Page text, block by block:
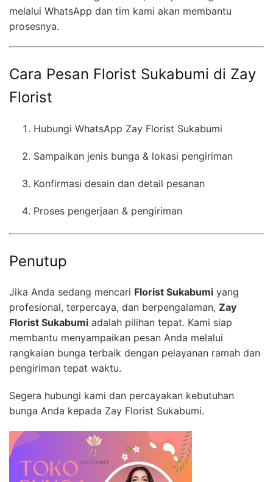
melalui WhatsApp dan tim kami akan membantu
prosesnya.
Cara Pesan Florist Sukabumi di Zay
Florist
Hubungi WhatsApp Zay Florist Sukabumi
Sampaikan jenis bunga & lokasi pengiriman
Konfirmasi desain dan detail pesanan
Proses pengerjaan & pengiriman
Penutup
Jika Anda sedang mencari Florist Sukabumi yang
profesional, terpercaya, dan berpengalaman, Zay
Florist Sukabumi adalah pilihan tepat. Kami siap
membantu menyampaikan pesan Anda melalui
rangkaian bunga terbaik dengan pelayanan ramah dan
pengiriman tepat waktu.
Segera hubungi kami dan percayakan kebutuhan
bunga Anda kepada Zay Florist Sukabumi.